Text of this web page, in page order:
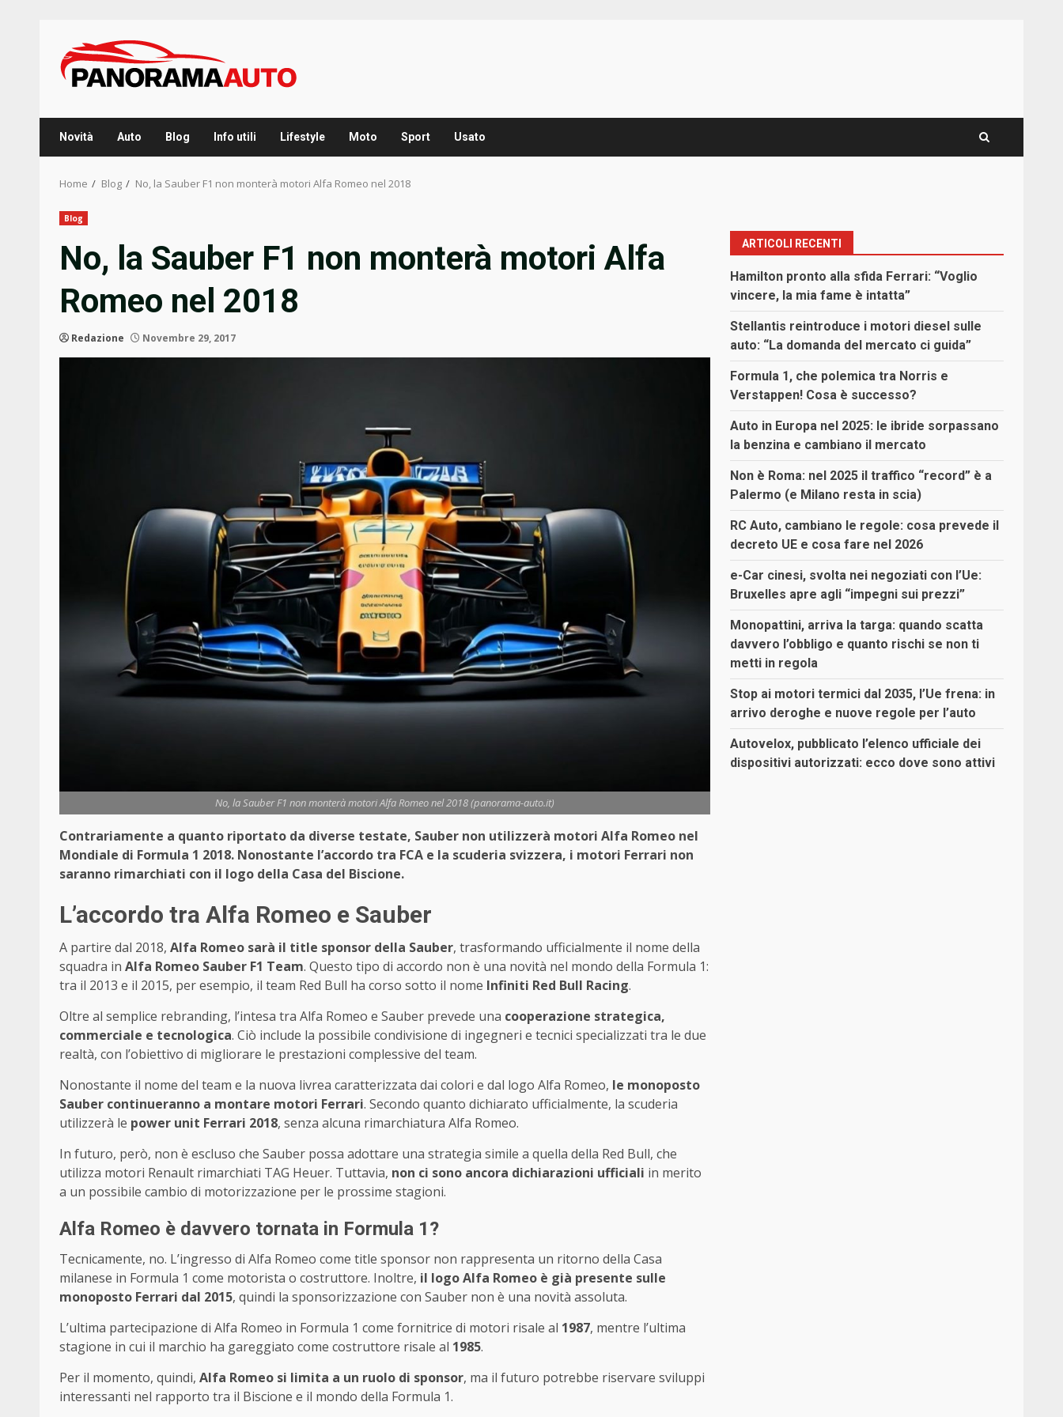
content
Novità Auto Blog Info utili Lifestyle Moto Sport Usato
Home Blog No, la Sauber F1 non monterà motori Alfa Romeo nel 2018
Blog
No, la Sauber F1 non monterà motori Alfa
Romeo nel 2018
Redazione Novembre 29, 2017
No, la Sauber F1 non monterà motori Alfa Romeo nel 2018 (panorama-auto.it)
Contrariamente a quanto riportato da diverse testate, Sauber non utilizzerà motori Alfa Romeo nel
Mondiale di Formula 1 2018. Nonostante l’accordo tra FCA e la scuderia svizzera, i motori Ferrari non
saranno rimarchiati con il logo della Casa del Biscione.
L’accordo tra Alfa Romeo e Sauber
A partire dal 2018, Alfa Romeo sarà il title sponsor della Sauber, trasformando ufficialmente il nome della
squadra in Alfa Romeo Sauber F1 Team. Questo tipo di accordo non è una novità nel mondo della Formula 1:
tra il 2013 e il 2015, per esempio, il team Red Bull ha corso sotto il nome Infiniti Red Bull Racing.
Oltre al semplice rebranding, l’intesa tra Alfa Romeo e Sauber prevede una cooperazione strategica,
commerciale e tecnologica. Ciò include la possibile condivisione di ingegneri e tecnici specializzati tra le due
realtà, con l’obiettivo di migliorare le prestazioni complessive del team.
Nonostante il nome del team e la nuova livrea caratterizzata dai colori e dal logo Alfa Romeo, le monoposto
Sauber continueranno a montare motori Ferrari. Secondo quanto dichiarato ufficialmente, la scuderia
utilizzerà le power unit Ferrari 2018, senza alcuna rimarchiatura Alfa Romeo.
In futuro, però, non è escluso che Sauber possa adottare una strategia simile a quella della Red Bull, che
utilizza motori Renault rimarchiati TAG Heuer. Tuttavia, non ci sono ancora dichiarazioni ufficiali in merito
a un possibile cambio di motorizzazione per le prossime stagioni.
Alfa Romeo è davvero tornata in Formula 1?
Tecnicamente, no. L’ingresso di Alfa Romeo come title sponsor non rappresenta un ritorno della Casa
milanese in Formula 1 come motorista o costruttore. Inoltre, il logo Alfa Romeo è già presente sulle
monoposto Ferrari dal 2015, quindi la sponsorizzazione con Sauber non è una novità assoluta.
L’ultima partecipazione di Alfa Romeo in Formula 1 come fornitrice di motori risale al 1987, mentre l’ultima
stagione in cui il marchio ha gareggiato come costruttore risale al 1985.
Per il momento, quindi, Alfa Romeo si limita a un ruolo di sponsor, ma il futuro potrebbe riservare sviluppi
interessanti nel rapporto tra il Biscione e il mondo della Formula 1.
ARTICOLI RECENTI
Hamilton pronto alla sfida Ferrari: “Voglio
vincere, la mia fame è intatta”
Stellantis reintroduce i motori diesel sulle
auto: “La domanda del mercato ci guida”
Formula 1, che polemica tra Norris e
Verstappen! Cosa è successo?
Auto in Europa nel 2025: le ibride sorpassano
la benzina e cambiano il mercato
Non è Roma: nel 2025 il traffico “record” è a
Palermo (e Milano resta in scia)
RC Auto, cambiano le regole: cosa prevede il
decreto UE e cosa fare nel 2026
e-Car cinesi, svolta nei negoziati con l’Ue:
Bruxelles apre agli “impegni sui prezzi”
Monopattini, arriva la targa: quando scatta
davvero l’obbligo e quanto rischi se non ti
metti in regola
Stop ai motori termici dal 2035, l’Ue frena: in
arrivo deroghe e nuove regole per l’auto
Autovelox, pubblicato l’elenco ufficiale dei
dispositivi autorizzati: ecco dove sono attivi